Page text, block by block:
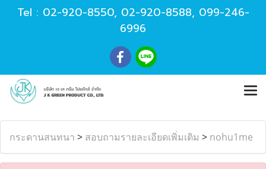
Tel : 02-920-8550, 02-920-8588, 099-246-
6996
กระดานสนทนา > สอบถามรายละเอียดเพิ่มเติม > nohu1me